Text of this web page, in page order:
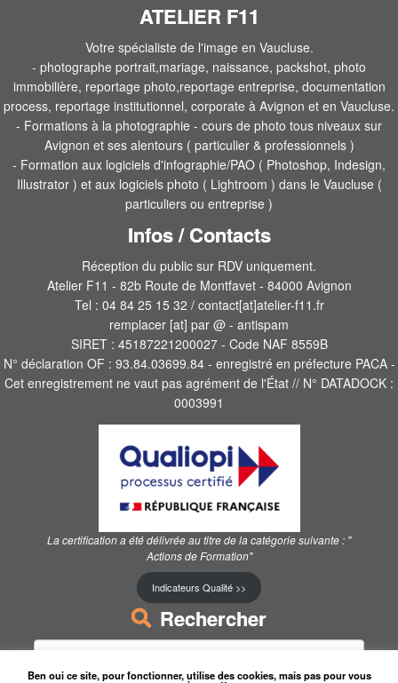
ATELIER F11
Votre spécialiste de l'image en Vaucluse.
- photographe portrait,mariage, naissance, packshot, photo
immobilière, reportage photo,reportage entreprise, documentation
process, reportage institutionnel, corporate à Avignon et en Vaucluse.
- Formations à la photographie - cours de photo tous niveaux sur
Avignon et ses alentours ( particulier & professionnels )
- Formation aux logiciels d'infographie/PAO ( Photoshop, Indesign,
Illustrator ) et aux logiciels photo ( Lightroom ) dans le Vaucluse (
particuliers ou entreprise )
Infos / Contacts
Réception du public sur RDV uniquement.
Atelier F11 - 82b Route de Montfavet - 84000 Avignon
Tel : 04 84 25 15 32 / contact[at]atelier-f11.fr
remplacer [at] par @ - antispam
SIRET : 45187221200027 - Code NAF 8559B
N° déclaration OF : 93.84.03699.84 - enregistré en préfecture PACA -
Cet enregistrement ne vaut pas agrément de l'État // N° DATADOCK :
0003991
La certification a été délivrée au titre de la catégorie suivante : "
Actions de Formation"
Indicateurs Qualité >>
Rechercher
Rechercher :
Ben oui ce site, pour fonctionner, utilise des cookies, mais pas pour vous